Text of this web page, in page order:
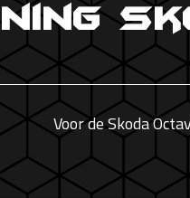
Voor de Skoda